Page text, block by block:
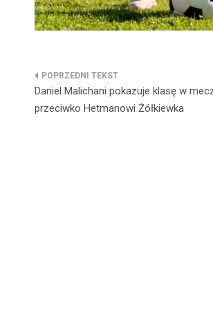
Nawigacja
wpisu
Daniel Malichani pokazuje klasę w
przeciwko Hetmanowi Żółkiewka